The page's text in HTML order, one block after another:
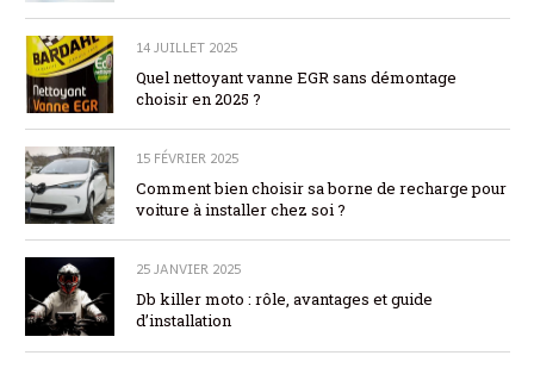
14 JUILLET 2025
Quel nettoyant vanne EGR sans démontage
choisir en 2025 ?
15 FÉVRIER 2025
Comment bien choisir sa borne de recharge pour
voiture à installer chez soi ?
25 JANVIER 2025
Db killer moto : rôle, avantages et guide
d’installation